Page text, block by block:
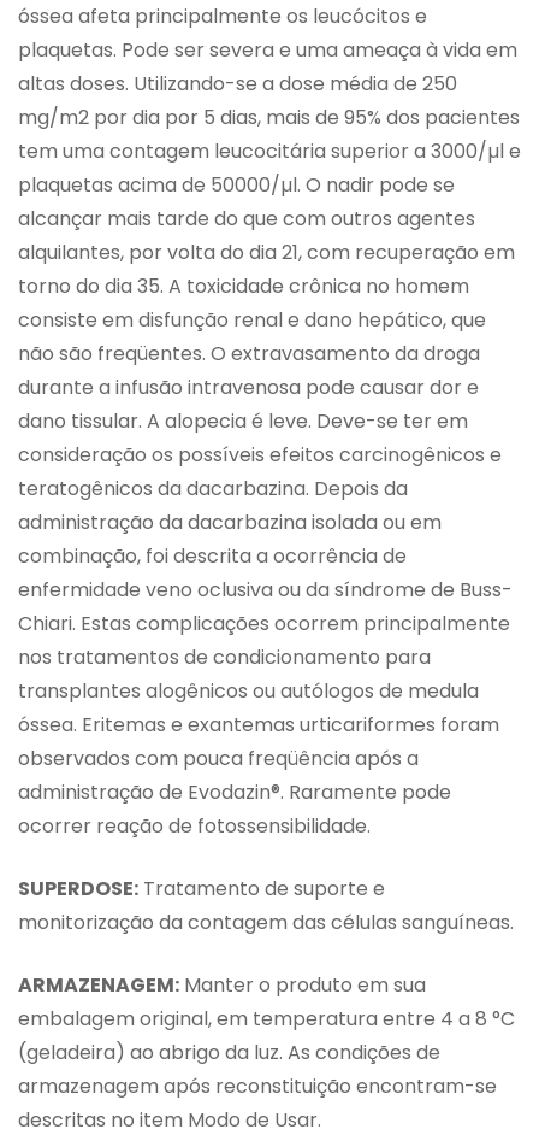
óssea afeta principalmente os leucócitos e
plaquetas. Pode ser severa e uma ameaça à vida em
altas doses. Utilizando-se a dose média de 250
mg/m2 por dia por 5 dias, mais de 95% dos pacientes
tem uma contagem leucocitária superior a 3000/µl e
plaquetas acima de 50000/µl. O nadir pode se
alcançar mais tarde do que com outros agentes
alquilantes, por volta do dia 21, com recuperação em
torno do dia 35. A toxicidade crônica no homem
consiste em disfunção renal e dano hepático, que
não são freqüentes. O extravasamento da droga
durante a infusão intravenosa pode causar dor e
dano tissular. A alopecia é leve. Deve-se ter em
consideração os possíveis efeitos carcinogênicos e
teratogênicos da dacarbazina. Depois da
administração da dacarbazina isolada ou em
combinação, foi descrita a ocorrência de
enfermidade veno oclusiva ou da síndrome de Buss-
Chiari. Estas complicações ocorrem principalmente
nos tratamentos de condicionamento para
transplantes alogênicos ou autólogos de medula
óssea. Eritemas e exantemas urticariformes foram
observados com pouca freqüência após a
administração de Evodazin®. Raramente pode
ocorrer reação de fotossensibilidade.
SUPERDOSE: Tratamento de suporte e
monitorização da contagem das células sanguíneas.
ARMAZENAGEM: Manter o produto em sua
embalagem original, em temperatura entre 4 a 8 °C
(geladeira) ao abrigo da luz. As condições de
armazenagem após reconstituição encontram-se
descritas no item Modo de Usar.